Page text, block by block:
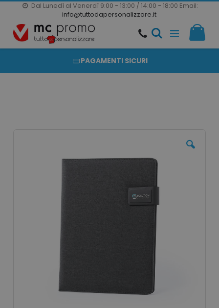
Dal Lunedì al Venerdì 9:00 - 13:00 / 14:00 - 18:00 Email:
info@tuttodapersonalizzare.it
Salta
al
contenuto
20000 PRODOTTI
PRODOTTI COMPLETAMENTE PERSONALIZZABILI
PAGAMENTI SICURI